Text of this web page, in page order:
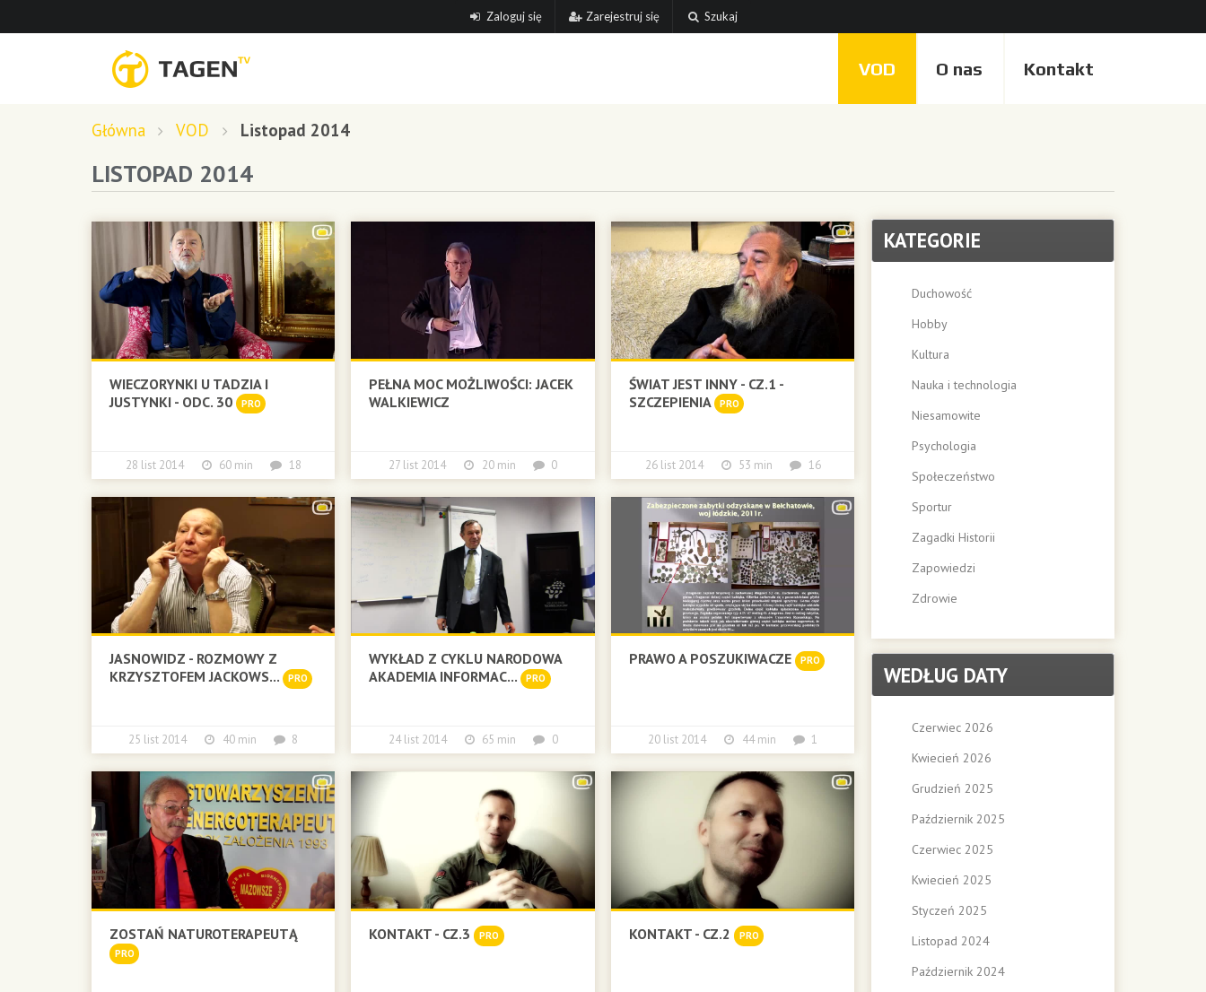
Zaloguj się Zarejestruj się Szukaj
VOD O nas Kontakt
Główna VOD Listopad 2014
LISTOPAD 2014
WIECZORYNKI U TADZIA I
JUSTYNKI - ODC. 30
PRO
28 list 2014 60 min 18
PEŁNA MOC MOŻLIWOŚCI: JACEK
WALKIEWICZ
27 list 2014 20 min 0
ŚWIAT JEST INNY - CZ.1 -
SZCZEPIENIA
PRO
26 list 2014 53 min 16
JASNOWIDZ - ROZMOWY Z
KRZYSZTOFEM JACKOWS...
PRO
25 list 2014 40 min 8
WYKŁAD Z CYKLU NARODOWA
AKADEMIA INFORMAC... PRO
24 list 2014 65 min 0
PRAWO A POSZUKIWACZE PRO
20 list 2014 44 min 1
ZOSTAŃ NATUROTERAPEUTĄ
PRO
KONTAKT - CZ.3 PRO KONTAKT - CZ.2 PRO
KATEGORIE
Duchowość
Hobby
Kultura
Nauka i technologia
Niesamowite
Psychologia
Społeczeństwo
Sportur
Zagadki Historii
Zapowiedzi
Zdrowie
WEDŁUG DATY
Czerwiec 2026
Kwiecień 2026
Grudzień 2025
Październik 2025
Czerwiec 2025
Kwiecień 2025
Styczeń 2025
Listopad 2024
Październik 2024